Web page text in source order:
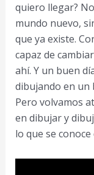
quiero llegar?
mundo nuevo,
que ya existe.
capaz de
ahí. Y un buen
dibujando en un
Pero volvamos
en dibujar y
lo que se conoce